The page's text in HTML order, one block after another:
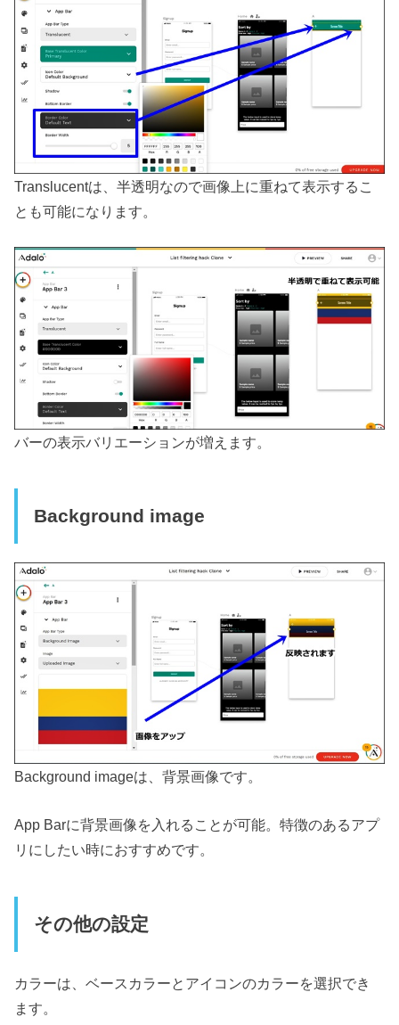
Translucentは、半透明なので画像上に重ねて表示するこ
とも可能になります。
バーの表示バリエーションが増えます。
Background image
Background imageは、背景画像です。
App Barに背景画像を入れることが可能。特徴のあるアプ
リにしたい時におすすめです。
その他の設定
カラーは、ベースカラーとアイコンのカラーを選択でき
ます。